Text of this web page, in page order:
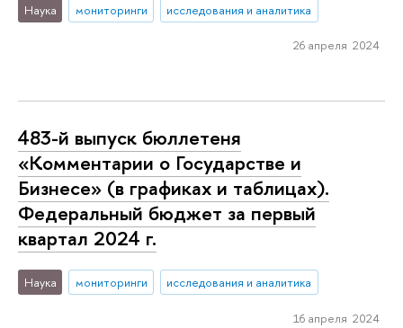
Наука мониторинги исследования и аналитика
26 апреля 2024
483-й выпуск бюллетеня
«Комментарии о Государстве и
Бизнесе» (в графиках и таблицах).
Федеральный бюджет за первый
квартал 2024 г.
Наука мониторинги исследования и аналитика
16 апреля 2024